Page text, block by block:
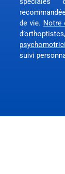
de vie. Notre
suivi